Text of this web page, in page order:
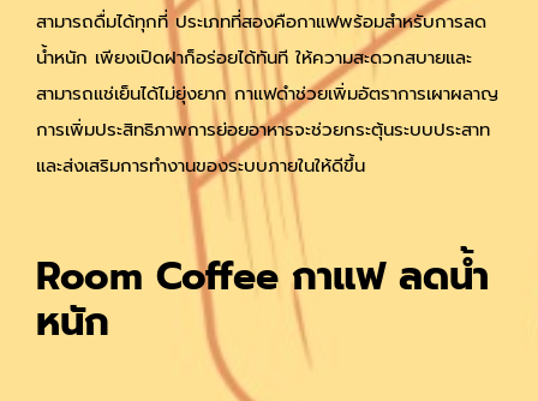
สามารถดื่มได้ทุกที่ ประเภทที่สองคือกาแฟพร้อมสำหรับการลด
น้ำหนัก เพียงเปิดฝาก็อร่อยได้ทันที ให้ความสะดวกสบายและ
สามารถแช่เย็นได้ไม่ยุ่งยาก กาแฟดำช่วยเพิ่มอัตราการเผาผลาญ
การเพิ่มประสิทธิภาพการย่อยอาหารจะช่วยกระตุ้นระบบประสาท
และส่งเสริมการทำงานของระบบภายในให้ดีขึ้น
Room Coffee กาแฟ ลดน้ํา
หนัก